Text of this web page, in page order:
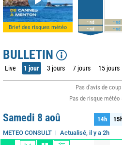
Brief des risques météo
-
-nd
-nd
-
-nd
-nd
BULLETIN
Live 1 jour 3 jours 7 jours 15 jours
Pas d'avis de
Pas de risque
Samedi 8 aoû
METEO CONSULT Actualisé, il y a 2h
14h
14h 15h